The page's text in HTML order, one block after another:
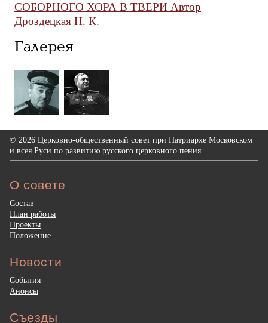
СОБОРНОГО ХОРА В ТВЕРИ Автор
Дроздецкая Н. К.
Галерея
© 2026 Церковно-общественный совет при Патриархе Московском
и всея Руси по развитию русского церковного пения.
О совете
Состав
План работы
Проекты
Положение
Новости
События
Анонсы
Съезды